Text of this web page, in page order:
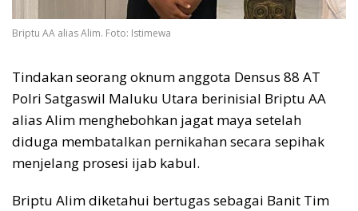
Briptu AA alias Alim. Foto: Istimewa
Tindakan seorang oknum anggota Densus 88 AT
Polri Satgaswil Maluku Utara berinisial Briptu AA
alias Alim menghebohkan jagat maya setelah
diduga membatalkan pernikahan secara sepihak
menjelang prosesi ijab kabul.
Briptu Alim diketahui bertugas sebagai Banit Tim